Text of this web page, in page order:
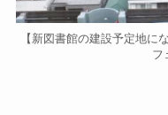
【新図書館の建設予定地に
フ